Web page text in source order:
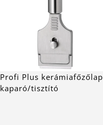
Profi Plus kerámiafőzőlap
kaparó/tisztító